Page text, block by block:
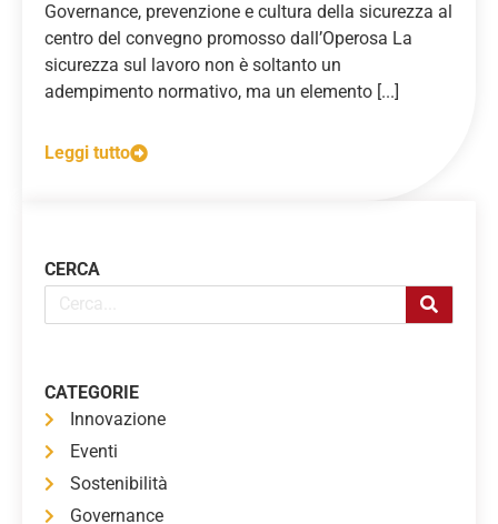
Governance, prevenzione e cultura della sicurezza al
centro del convegno promosso dall’Operosa La
sicurezza sul lavoro non è soltanto un
adempimento normativo, ma un elemento [...]
Leggi tutto
CERCA
CATEGORIE
Innovazione
Eventi
Sostenibilità
Governance